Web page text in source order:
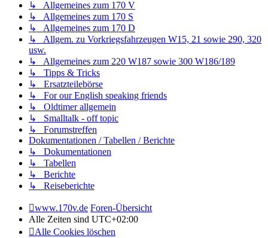
↳ Allgemeines zum 170 V
↳ Allgemeines zum 170 S
↳ Allgemeines zum 170 D
↳ Allgem. zu Vorkriegsfahrzeugen W15, 21 sowie 290, 320
usw.
↳ Allgemeines zum 220 W187 sowie 300 W186/189
↳ Tipps & Tricks
↳ Ersatzteilebörse
↳ For our English speaking friends
↳ Oldtimer allgemein
↳ Smalltalk - off topic
↳ Forumstreffen
Dokumentationen / Tabellen / Berichte
↳ Dokumentationen
↳ Tabellen
↳ Berichte
↳ Reiseberichte
www.170v.de Foren-Übersicht
Alle Zeiten sind UTC+02:00
Alle Cookies löschen